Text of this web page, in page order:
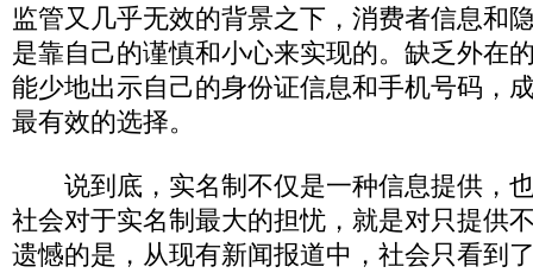
监管又几乎无效的背景之下，消费者信息和
是靠自己的谨慎和小心来实现的。缺乏外在
能少地出示自己的身份证信息和手机号码，
最有效的选择。
说到底，实名制不仅是一种信息提供，
社会对于实名制最大的担忧，就是对只提供
遗憾的是，从现有新闻报道中，社会只看到